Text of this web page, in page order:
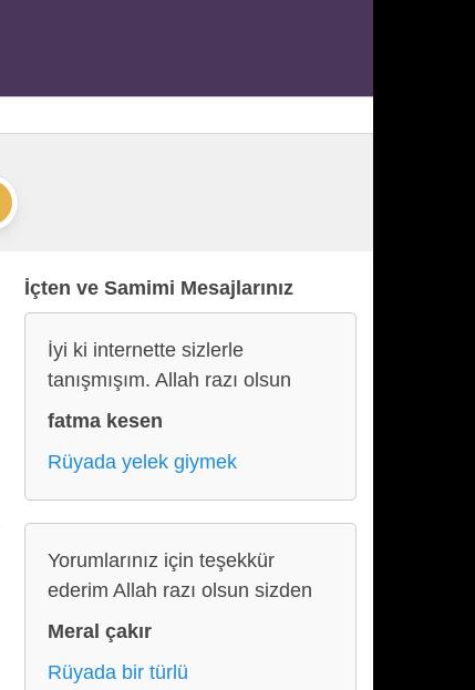
İçten ve Samimi Mesajlarınız
İyi ki internette sizlerle
tanışmışım. Allah razı olsun
fatma kesen
Rüyada yelek giymek
Yorumlarınız için teşekkür
ederim Allah razı olsun sizden
Meral çakır
Rüyada bir türlü